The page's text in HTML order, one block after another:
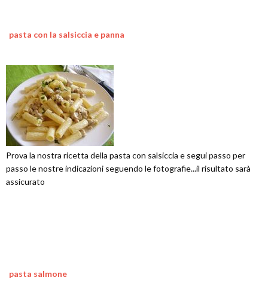
pasta con la salsiccia e panna
Prova la nostra ricetta della pasta con salsiccia e segui passo per
passo le nostre indicazioni seguendo le fotografie...il risultato sarà
assicurato
pasta salmone